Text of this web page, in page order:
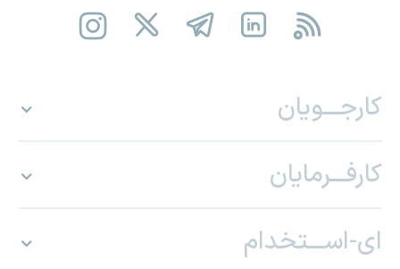
کارجـــویان
کارفـــرمایان
ای-اســـتخدام